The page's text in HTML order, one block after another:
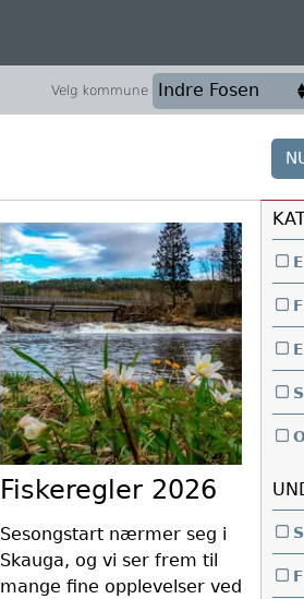
Velg kommune
Fiskeregler 2026
Sesongstart nærmer seg i
Skauga, og vi ser frem til
mange fine opplevelser ved